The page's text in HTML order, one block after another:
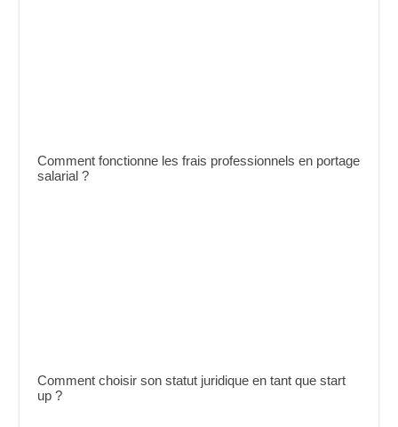
Comment fonctionne les frais professionnels en portage
salarial ?
Comment choisir son statut juridique en tant que start
up ?